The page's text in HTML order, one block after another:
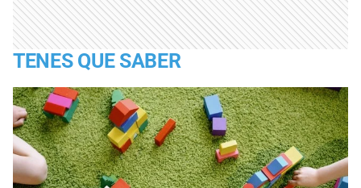
TENES QUE SABER